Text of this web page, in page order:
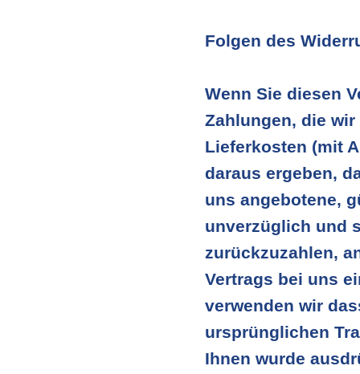
Folgen des
Wenn Sie diesen
Zahlungen, die
Lieferkosten (mit
daraus ergeben,
uns angebotene,
unverzüglich und
zurückzuzahlen,
Vertrags bei uns
verwenden wir
ursprünglichen
Ihnen wurde